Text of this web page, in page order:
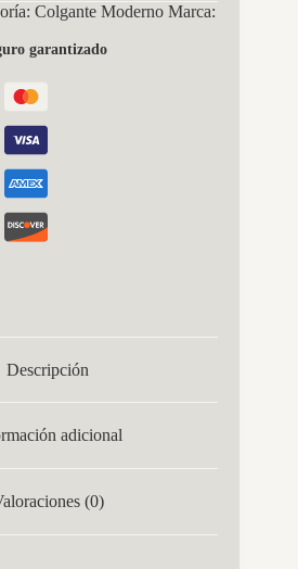
Colgante Moderno Marca:
garantizado
Descripción
adicional
(0)